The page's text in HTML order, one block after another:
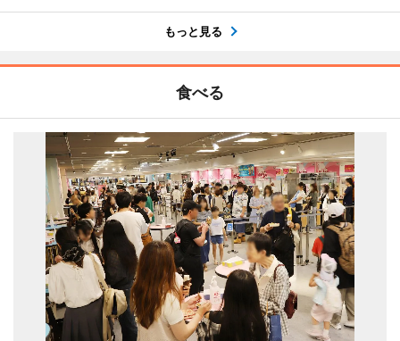
もっと見る
食べる